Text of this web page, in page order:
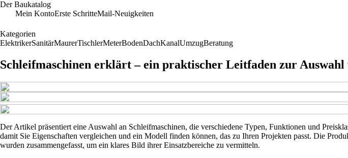
Der Baukatalog
Mein KontoErste SchritteMail-Neuigkeiten
Kategorien
ElektrikerSanitärMaurerTischlerMeterBodenDachKanalUmzugBeratung
Schleifmaschinen erklärt – ein praktischer Leitfaden zur Auswahl
Der Artikel präsentiert eine Auswahl an Schleifmaschinen, die verschiedene Typen, Funktionen und
damit Sie Eigenschaften vergleichen und ein Modell finden können, das zu Ihren Projekten passt. Die
wurden zusammengefasst, um ein klares Bild ihrer Einsatzbereiche zu vermitteln.